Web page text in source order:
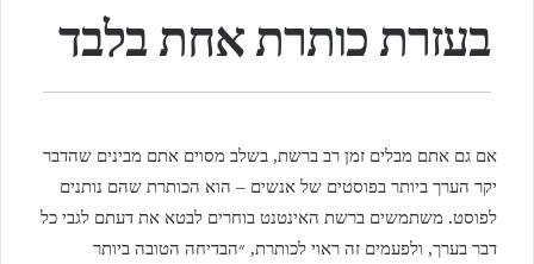
בעזרת כותרת אחת בלבד
אם גם אתם מבלים זמן רב ברשת, בשלב מסוים אתם מבינים שהדבר
יקר הערך ביותר בפוסטים של אנשים – הוא הכותרת שהם נותנים
לפוסט. משתמשים ברשת האינטנט בוחרים לבטא את דעתם לגבי כל
דבר בערך, ולפעמים זה ראוי לכותרת, ״הבדיחה הטובה ביותר